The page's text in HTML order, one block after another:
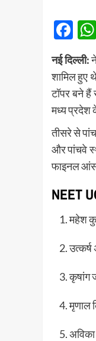
नई दिल्ली:
शामिल हुए
टॉपर बने हैं
मध्य प्रदेश
तीसरे से
और पांचवे
फाइनल आंसर
NEET
महेश
कृषांग
मृणाल